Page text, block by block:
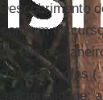
um
Rio de
“Os selvícolas
nacionalidade;